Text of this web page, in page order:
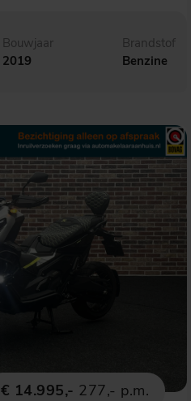
Bouwjaar
2019
Brandstof
Benzine
€ 14.995,- 277,- p.m.